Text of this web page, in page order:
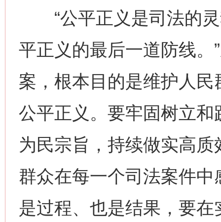
“公平正义是司法的灵
平正义的最后一道防线。
案，根本目的是维护人
公平正义。要牢固树立
为民宗旨，持续做实高
群众在每一个司法案件
是过程、也是结果，要